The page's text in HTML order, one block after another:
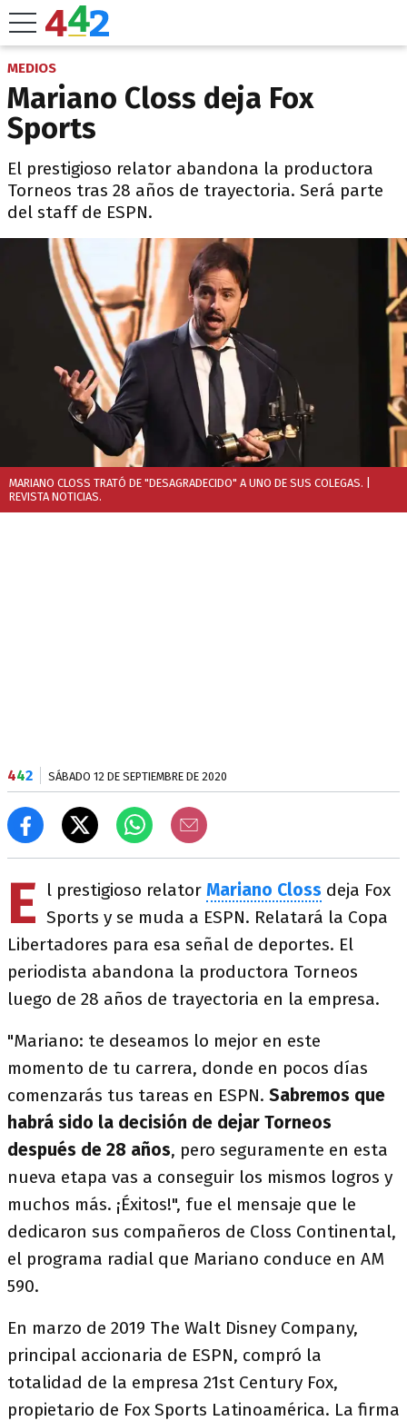
MEDIOS
Mariano Closs deja Fox
Sports
El prestigioso relator abandona la productora
Torneos tras 28 años de trayectoria. Será parte
del staff de ESPN.
MARIANO CLOSS TRATÓ DE "DESAGRADECIDO" A UNO DE SUS COLEGAS.
REVISTA NOTICIAS.
442 SÁBADO 12 DE SEPTIEMBRE DE 2020
E l prestigioso relator Mariano Closs deja Fox
Sports y se muda a ESPN. Relatará la Copa
Libertadores para esa señal de deportes. El
periodista abandona la productora Torneos
luego de 28 años de trayectoria en la empresa.
"Mariano: te deseamos lo mejor en este
momento de tu carrera, donde en pocos días
comenzarás tus tareas en ESPN. Sabremos que
habrá sido la decisión de dejar Torneos
después de 28 años, pero seguramente en esta
nueva etapa vas a conseguir los mismos logros y
muchos más. ¡Éxitos!", fue el mensaje que le
dedicaron sus compañeros de Closs Continental,
el programa radial que Mariano conduce en AM
590.
En marzo de 2019 The Walt Disney Company,
principal accionaria de ESPN, compró la
totalidad de la empresa 21st Century Fox,
propietario de Fox Sports Latinoamérica. La firma